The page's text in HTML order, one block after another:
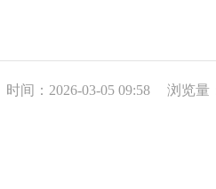
时间：2026-03-05 09:58 浏览量